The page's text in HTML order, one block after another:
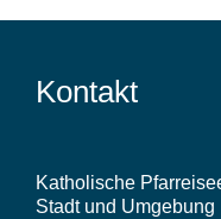
Kontakt
Katholische
Stadt und Umgebung